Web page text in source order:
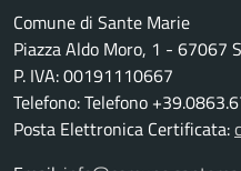
Comune di Sante Marie
Piazza Aldo Moro, 1 - 67067
P. IVA: 00191110667
Telefono: Telefono
Posta Elettronica Certificata: